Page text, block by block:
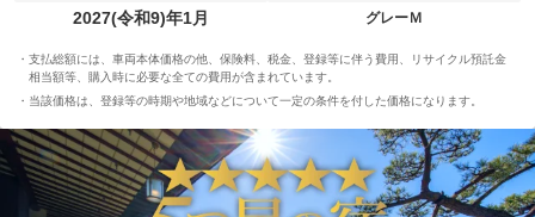
2027(令和9)年1月
グレーＭ
支払総額には、車両本体価格の他、保険料、税金、登録等に伴う費用、リサイクル預託金
相当額等、購入時に必要な全ての費用が含まれています。
当該価格は、登録等の時期や地域などについて一定の条件を付した価格になります。